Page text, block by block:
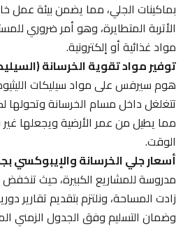
الأتربة المتطايرة، وهو أمر ضروري
مواد غذائية أو إلكترونية.
توفير مواد تقوية الخرسانة
هوم سيرفس على مواد سيليكات الليثيوم
تتغلغل داخل مسام الخرسانة وتحولها
مما يطيل من عمر الأرضية ويجعلها غير
الوقت.
أسعار جلي الخرسانة والإيبوكسي بجدة
مدروسة للمشاريع الكبيرة، حيث تنخفض
زادت المساحة، ونلتزم بتقديم تقارير
وضمان التسليم وفق الجدول الزمني